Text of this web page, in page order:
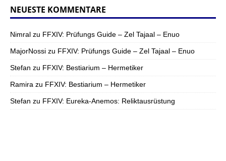
NEUESTE KOMMENTARE
Nimral zu FFXIV: Prüfungs Guide – Zel Tajaal – Enuo
MajorNossi zu FFXIV: Prüfungs Guide – Zel Tajaal – Enuo
Stefan zu FFXIV: Bestiarium – Hermetiker
Ramira zu FFXIV: Bestiarium – Hermetiker
Stefan zu FFXIV: Eureka-Anemos: Reliktausrüstung